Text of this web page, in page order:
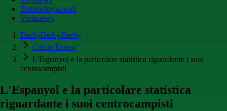
Tuttobolognaweb
Violanews
DerbyDerbyDerby
Calcio Estero
L'Espanyol e la particolare statistica riguardante i suoi
centrocampisti
L'Espanyol e la particolare statistica
riguardante i suoi centrocampisti